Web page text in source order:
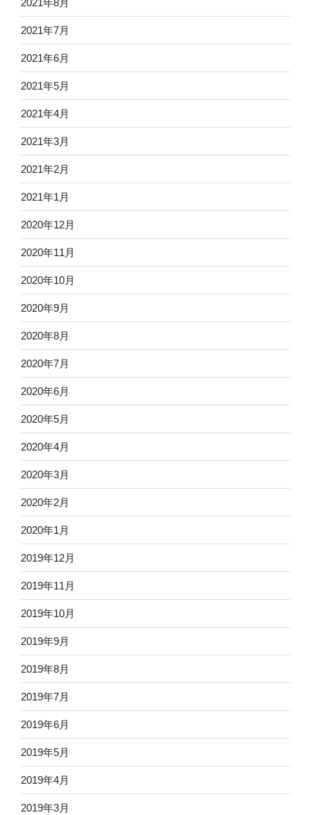
2021年7月
2021年6月
2021年5月
2021年4月
2021年3月
2021年2月
2021年1月
2020年12月
2020年11月
2020年10月
2020年9月
2020年8月
2020年7月
2020年6月
2020年5月
2020年4月
2020年3月
2020年2月
2020年1月
2019年12月
2019年11月
2019年10月
2019年9月
2019年8月
2019年7月
2019年6月
2019年5月
2019年4月
2019年3月